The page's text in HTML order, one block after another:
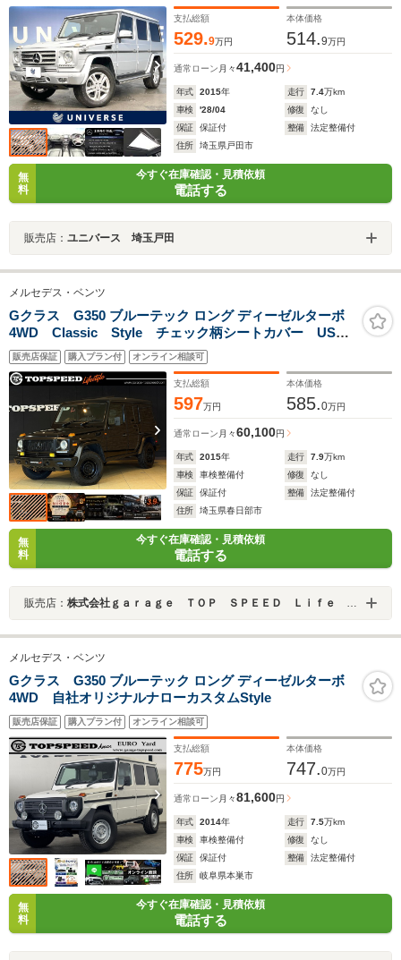
ーシート 禁煙車 デュアルエアコン フルセグ
支払総額
529.9万円
本体価格
514.9万円
通常ローン 月々41,400円
年式 2015年 走行 7.4万km
車検
'28/04 修復
なし
保証
保証付 整備
法定整備付
住所
埼玉県戸田市
無
料
今すぐ在庫確認・見積依頼
電話する
販売店： ユニバース 埼玉戸田
メルセデス・ベンツ
Gクラス G350 ブルーテック ロング ディーゼルターボ
4WD Classic Style チェック柄シートカバー USラ
ンプ ソフト背面カバー W460ミラー 正規ディーラー
車両 4WD サンルーフ バックカメラ ETC クリア
ランスソナー シートヒーター
販売店保証 購入プラン付 オンライン相談可
支払総額
597万円
本体価格
585.0万円
通常ローン 月々60,100円
年式 2015年 走行 7.9万km
車検
車検整備付 修復
なし
保証
保証付 整備
法定整備付
住所
埼玉県春日部市
無
料
今すぐ在庫確認・見積依頼
電話する
販売店： 株式会社ｇａｒａｇｅ ＴＯＰ ＳＰＥＥＤ Ｌｉｆｅ Ｓｔｙｌｅ
メルセデス・ベンツ
Gクラス G350 ブルーテック ロング ディーゼルターボ
4WD 自社オリジナルナローカスタムStyle
販売店保証 購入プラン付 オンライン相談可
支払総額
775万円
本体価格
747.0万円
通常ローン 月々81,600円
年式 2014年 走行 7.5万km
車検
車検整備付 修復
なし
保証
保証付 整備
法定整備付
住所
岐阜県本巣市
無
料
今すぐ在庫確認・見積依頼
電話する